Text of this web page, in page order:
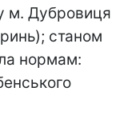
м. Дубровиця
станом
нормам: